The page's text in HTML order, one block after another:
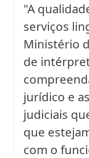
"A
serviços
Ministério
de
jurídico e
judiciais
que
com o